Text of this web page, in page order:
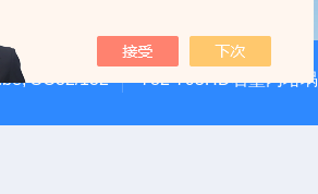
SC32/132 782-795HD石墨内坩埚